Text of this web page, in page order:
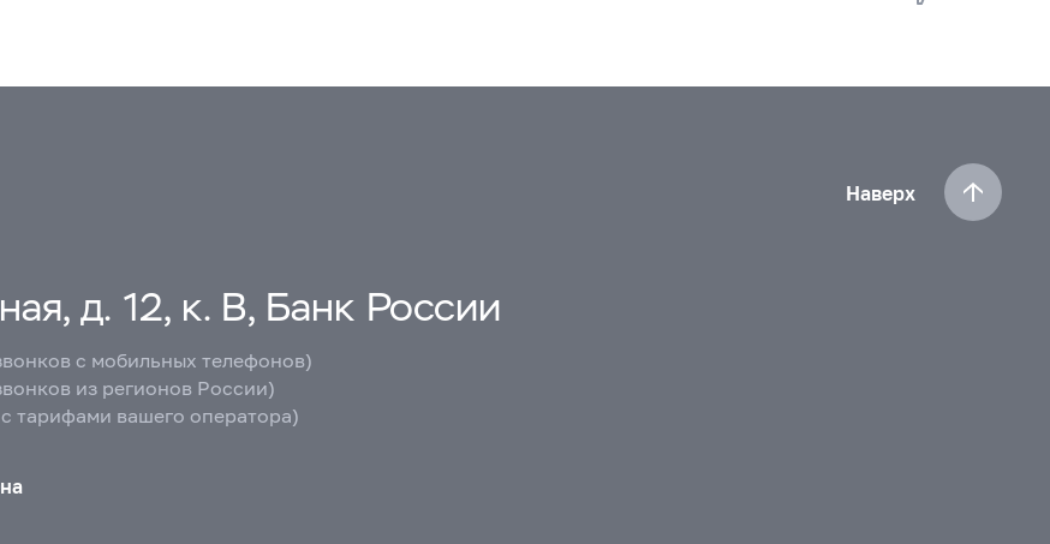
Наверх
д. 12, к. В, Банк России
с мобильных телефонов)
из регионов России)
тарифами вашего оператора)